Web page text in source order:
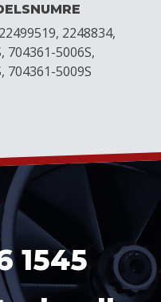
2248834,
704361-5006S,
704361-5009S
1545